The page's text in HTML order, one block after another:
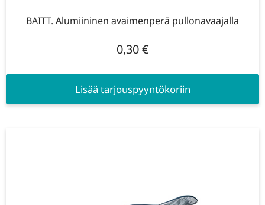
BAITT. Alumiininen avaimenperä pullonavaajalla
0,30€
Lisää tarjouspyyntökoriin